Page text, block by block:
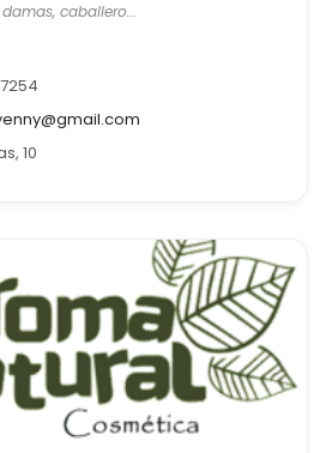
caballero...
10